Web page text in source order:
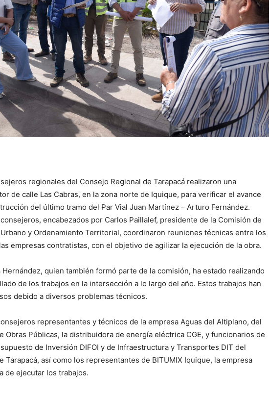
regionales del Consejo Regional de Tarapacá realizaron una
de calle Las Cabras, en la zona norte de Iquique, para verificar el avance
del último tramo del Par Vial Juan Martínez – Arturo Fernández.
encabezados por Carlos Paillalef, presidente de la Comisión de
y Ordenamiento Territorial, coordinaron reuniones técnicas entre los
empresas contratistas, con el objetivo de agilizar la ejecución de la obra.
Hernández, quien también formó parte de la comisión, ha estado realizando
de los trabajos en la intersección a lo largo del año. Estos trabajos han
debido a diversos problemas técnicos.
representantes y técnicos de la empresa Aguas del Altiplano, del
Obras Públicas, la distribuidora de energía eléctrica CGE, y funcionarios de
de Inversión DIFOI y de Infraestructura y Transportes DIT del
Tarapacá, así como los representantes de BITUMIX Iquique, la empresa
de ejecutar los trabajos.